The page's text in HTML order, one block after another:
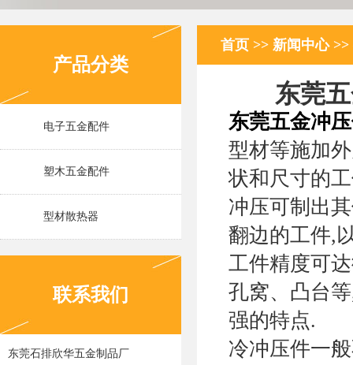
产品分类
电子五金配件
塑木五金配件
型材散热器
联系我们
东莞石排欣华五金制品厂
首页 >> 新闻中心>>
东莞
东莞五金冲
型材等施加
状和尺寸的
冲压可制出
翻边的工件,
工件精度可
孔窝、凸台
强的特点.
冷冲压件一